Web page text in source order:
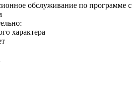
обслуживание по программе с
характера